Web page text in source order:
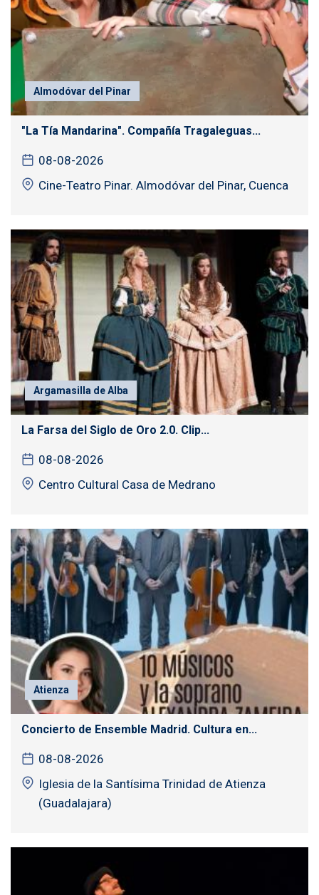
Almodóvar del Pinar
"La Tía Mandarina". Compañía Tragaleguas...
08-08-2026
Cine-Teatro Pinar. Almodóvar del Pinar, Cuenca
Argamasilla de Alba
La Farsa del Siglo de Oro 2.0. Clip...
08-08-2026
Centro Cultural Casa de Medrano
Atienza
Concierto de Ensemble Madrid. Cultura en...
08-08-2026
Iglesia de la Santísima Trinidad de Atienza
(Guadalajara)